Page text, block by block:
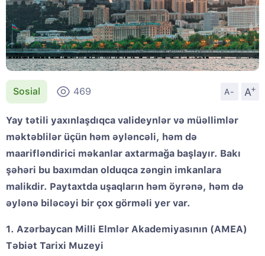
Sosial 469 A- A
+
Yay tətili yaxınlaşdıqca valideynlər və müəllimlər
məktəblilər üçün həm əyləncəli, həm də
maarifləndirici məkanlar axtarmağa başlayır. Bakı
şəhəri bu baxımdan olduqca zəngin imkanlara
malikdir. Paytaxtda uşaqların həm öyrənə, həm də
əylənə biləcəyi bir çox görməli yer var.
1. Azərbaycan Milli Elmlər Akademiyasının (AMEA)
Təbiət Tarixi Muzeyi